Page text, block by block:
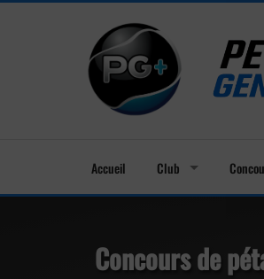
Accueil Club
Concours de